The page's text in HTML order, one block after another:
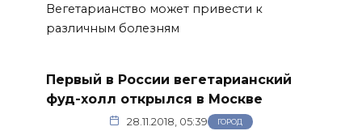
Вегетарианство может привести к
различным болезням
Первый в России вегетарианский
фуд-холл открылся в Москве
28.11.2018, 05:39 ГОРОД